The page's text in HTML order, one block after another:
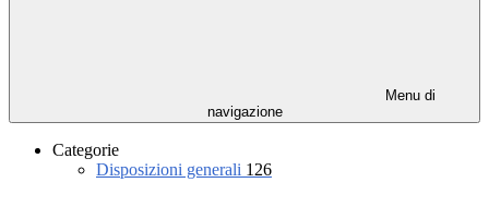
Menu di
navigazione
Categorie
Disposizioni generali 126